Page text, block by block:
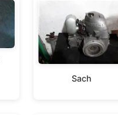
Sach